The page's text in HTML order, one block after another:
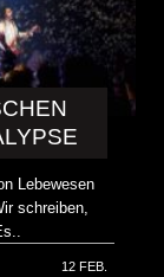
Lebewesen
schreiben,
12 FEB.